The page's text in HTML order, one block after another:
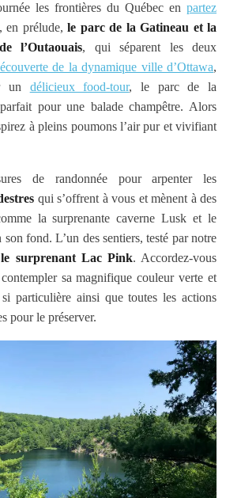
les frontières du Québec en partez
en prélude,le parc de la Gatineau et la
l’Outaouais, qui séparent les deux
de la dynamique ville d’Ottawa,
un délicieux food-tour, le parc de la
pour une balade champêtre. Alors
à pleins poumons l’air pur et vivifiant
de randonnée pour arpenter les
qui s’offrent à vous et mènent à des
la surprenante caverne Lusk et le
son fond. L’un des sentiers, testé par notre
le surprenant Lac Pink. Accordez-vous
sa magnifique couleur verte et
particulière ainsi que toutes les actions
pour le préserver.